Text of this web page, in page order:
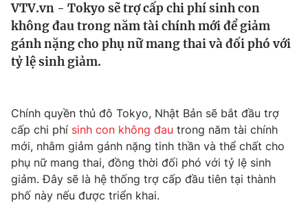
Thế giới
Tin tức
Thế giới đó đây
Kinh tế
Thị trường
Góc doanh nghiệp
Truyền hình
Phim VTV
Hậu trường
Giải trí
Điện ảnh
VTV.vn - Tokyo sẽ trợ cấp chi phí sinh con
không đau trong năm tài chính mới để giảm
gánh nặng cho phụ nữ mang thai và đối phó với
tỷ lệ sinh giảm.
Chính quyền thủ đô Tokyo, Nhật Bản sẽ bắt đầu trợ
cấp chi phí sinh con không đau trong năm tài chính
mới, nhằm giảm gánh nặng tinh thần và thể chất cho
phụ nữ mang thai, đồng thời đối phó với tỷ lệ sinh
giảm. Đây sẽ là hệ thống trợ cấp đầu tiên tại thành
phố này nếu được triển khai.